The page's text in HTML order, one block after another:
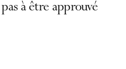
à être approuvé